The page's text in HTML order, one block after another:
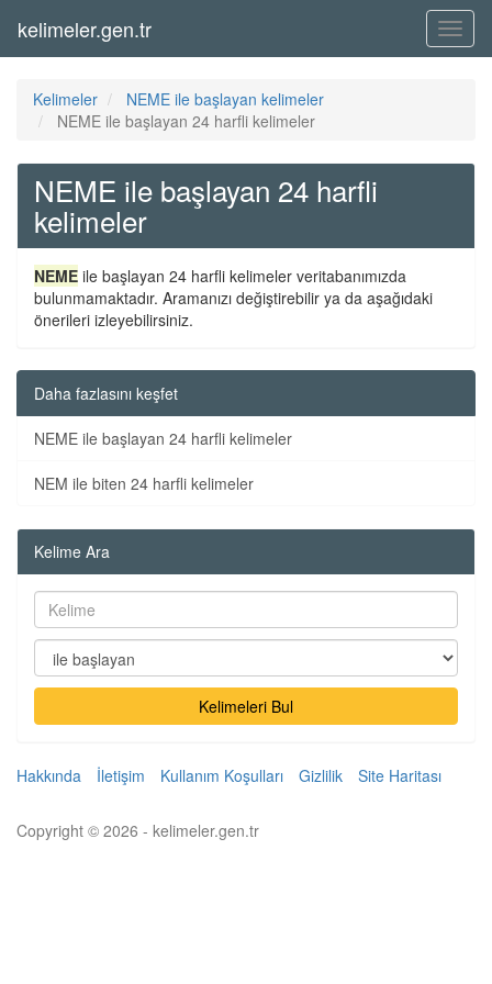
Menü
kelimeler.gen.tr
Kelimeler
NEME ile başlayan kelimeler
NEME ile başlayan 24 harfli kelimeler
NEME ile başlayan 24 harfli
kelimeler
NEME ile başlayan 24 harfli kelimeler veritabanımızda
bulunmamaktadır. Aramanızı değiştirebilir ya da aşağıdaki
önerileri izleyebilirsiniz.
Daha fazlasını keşfet
NEME ile başlayan 24 harfli kelimeler
NEM ile biten 24 harfli kelimeler
Kelime Ara
Kelimeleri Bul
Hakkında İletişim Kullanım Koşulları Gizlilik Site Haritası
Copyright © 2026 - kelimeler.gen.tr